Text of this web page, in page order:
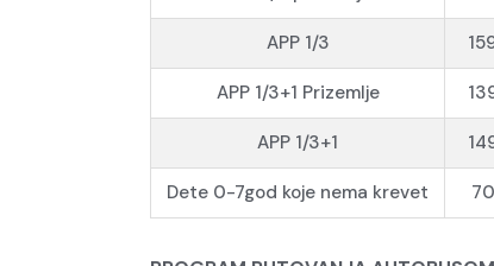
APP 1/3
APP 1/3+1 Prizemlje
APP 1/3+1
Dete 0-7god koje nema krevet 70